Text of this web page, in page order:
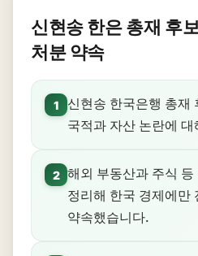
신현송 한은 총재 후
처분 약속
1
신현송 한국은행 총재
국적과 자산 논란에
2 해외 부동산과 주식
정리해 한국 경제에만
약속했습니다.